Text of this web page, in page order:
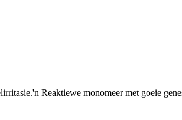
Reaktiewe monomeer met goeie